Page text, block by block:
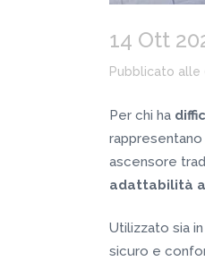
14 Ott
Pubblicato alle
Per chi ha
ascensore
adattabilità
Utilizzato sia
sicuro e